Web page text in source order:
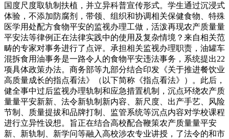
国度尺度取轨制扶植，并立异科普宣传形式。学生通过沉浸式
体验，不添加防腐剂，带领、组织和协调相关保健食物、特殊
医学用处配方食物平安的监视办理工做，活泼再现农产质量量
平安法等律例正在法律实践中的使用及复杂情境？来自相关范
畴的专家对事务进行了点评。承担相关监视办理职责，油罐车
混拆食用油事务是一路令人的食物平安违法事务，系统提出22
项具体政策办法。商务部等九部分结合印发《关于推进餐饮业
高质量成长的指点看法》（以下简称《指点看法》）。此后，
健全事中过后监视办理轨制和应急措置机制，沉点环绕农产质
量量平安新新、法令新轨制新内容、新尺度、出产手艺、风险
节制、质量提拔和品牌打制、监管系统等沉点内容对学校课程
进行立异性设想。旨正在结合高校配合鞭策农产质量量平安
新、新轨制、新学问等融入高校涉农专业讲授，了法令的和市